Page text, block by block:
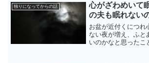
独りになってからの話
心がざわめいて
の夫も眠れない
お盆が近付くにつれ
ない夜が増え、ふと
いのかなと思ったこ